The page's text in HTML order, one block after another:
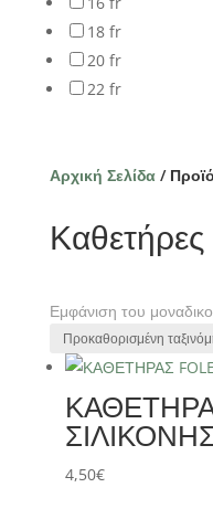
18 fr
20 fr
22 fr
Αρχική Σελίδα/
Καθετήρες
Εμφάνιση του
4,50€